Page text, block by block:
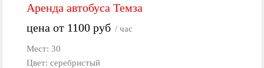
Аренда автобуса Темза
цена от 1100руб / час
Мест: 30
Цвет: серебристый